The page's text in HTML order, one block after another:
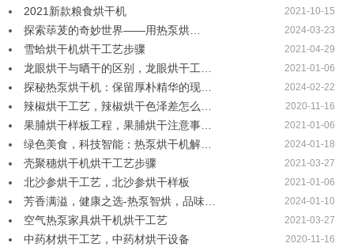
2021新款粮食烘干机 2021-10-15
探索荜茇的奇妙世界——用热泵烘… 2024-03-23
雪蛤烘干机烘干工艺步骤 2021-04-29
龙眼烘干与晒干的区别，龙眼烘干工… 2021-01-06
探秘热泵烘干机：保留厚朴精华的现… 2024-02-22
辣椒烘干工艺，辣椒烘干色泽差怎么… 2020-11-16
果脯烘干样板工程，果脯烘干注意事… 2021-01-06
绿色美食，科技智能：热泵烘干机解… 2024-01-18
壳聚穗烘干机烘干工艺步骤 2021-03-27
北沙参烘干工艺，北沙参烘干样板 2021-01-06
芳香满溢，健康之选-热泵智烘，品味… 2024-01-10
空气热泵家具烘干机烘干工艺 2021-03-27
中药材烘干工艺，中药材烘干设备 2020-11-16